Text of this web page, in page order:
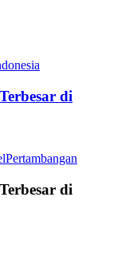
di
Pertambangan
di